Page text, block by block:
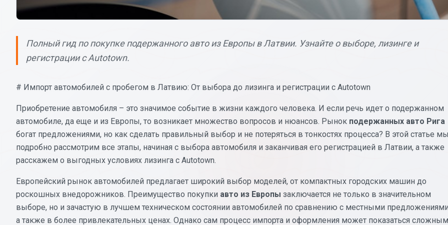
Полный гид по покупке подержанного авто из Европы в Латвии. Узнайте о выборе, лизинге и
регистрации с Autotown.
# Импорт автомобилей с пробегом в Латвию: От выбора до лизинга и регистрации с Autotown
Приобретение автомобиля – это значимое событие в жизни каждого человека. И если речь идет о подержанном
автомобиле, да еще и из Европы, то возникает множество вопросов и нюансов. Рынок подержанных авто Рига
богат предложениями, но как сделать правильный выбор и не потеряться в тонкостях процесса? В этой статье
подробно рассмотрим все этапы, начиная с выбора автомобиля и заканчивая его регистрацией в Латвии, а также
расскажем о выгодных условиях лизинга с Autotown.
Европейский рынок автомобилей предлагает широкий выбор моделей, от компактных городских машин до
роскошных внедорожников. Преимущество покупки авто из Европы заключается не только в значительном
выборе, но и зачастую в лучшем техническом состоянии автомобилей по сравнению с местными
а также в более привлекательных ценах. Однако сам процесс импорта и оформления может показаться